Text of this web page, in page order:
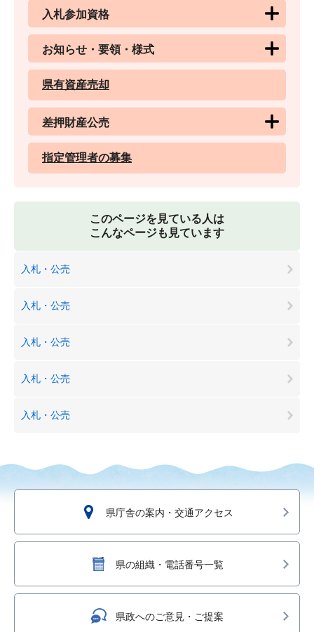
入札参加資格
お知らせ・要領・様式
県有資産売却
差押財産公売
指定管理者の募集
このページを見ている人は
こんなページも見ています
入札・公売
入札・公売
入札・公売
入札・公売
入札・公売
県庁舎の案内・交通アクセス
県の組織・電話番号一覧
県政へのご意見・ご提案